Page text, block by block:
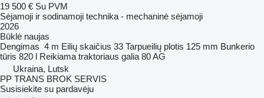
19 500 € Su PVM
Sėjamoji ir sodinamoji technika - mechaninė sėjamoji
2026
Būklė naujas
Dengimas 4 m Eilių skaičius 33 Tarpueilių plotis 125 mm Bunkerio
tūris 820 l Reikiama traktoriaus galia 80 AG
Ukraina, Lutsk
PP TRANS BROK SERVIS
Susisiekite su pardavėju